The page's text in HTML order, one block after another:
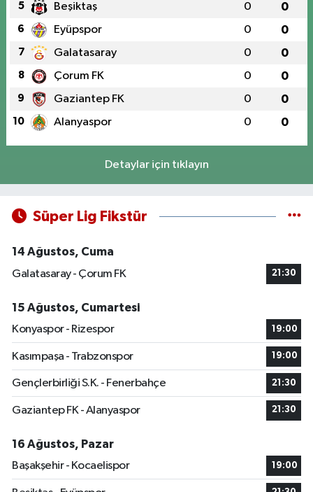
5 Beşiktaş 0 0
6 Eyüpspor 0 0
7 Galatasaray 0 0
8 Çorum FK 0 0
9 Gaziantep FK 0 0
10 Alanyaspor 0 0
Detaylar için tıklayın
Süper Lig Fikstür
14 Ağustos, Cuma
Galatasaray - Çorum FK
21:30
15 Ağustos, Cumartesi
Konyaspor - Rizespor
19:00
Kasımpaşa - Trabzonspor 19:00
Gençlerbirliği S.K. - Fenerbahçe 21:30
Gaziantep FK - Alanyaspor 21:30
16 Ağustos, Pazar
Başakşehir - Kocaelispor
19:00